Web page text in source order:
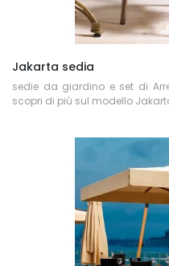
Jakarta sedia
sedie da giardino e set di
scopri di più sul modello